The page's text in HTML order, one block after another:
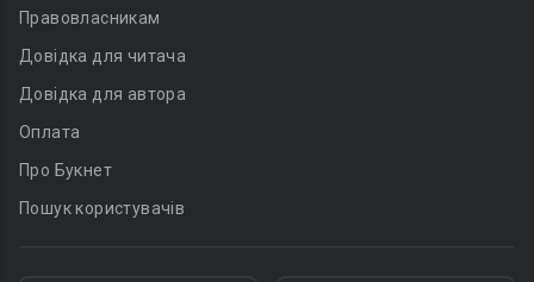
Правовласникам
Довідка для читача
Довідка для автора
Оплата
Про Букнет
Пошук користувачів